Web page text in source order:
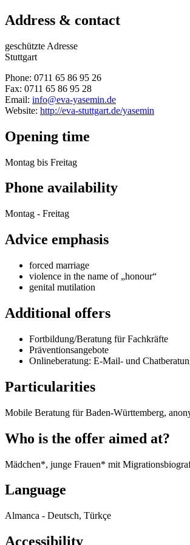
Address & contact
geschützte Adresse
Stuttgart
Phone: 0711 65 86 95 26
Fax: 0711 65 86 95 28
Email: info@eva-yasemin.de
Website: http://eva-stuttgart.de/yasemin
Opening time
Montag bis Freitag
Phone availability
Montag - Freitag
Advice emphasis
forced marriage
violence in the name of „honour“
genital mutilation
Additional offers
Fortbildung/Beratung für Fachkräfte
Präventionsangebote
Onlineberatung: E-Mail- und
Particularities
Mobile Beratung für Baden-Württemberg,
Who is the offer aimed at?
Mädchen*, junge Frauen* mit
Language
Almanca - Deutsch, Türkçe
Accessibility